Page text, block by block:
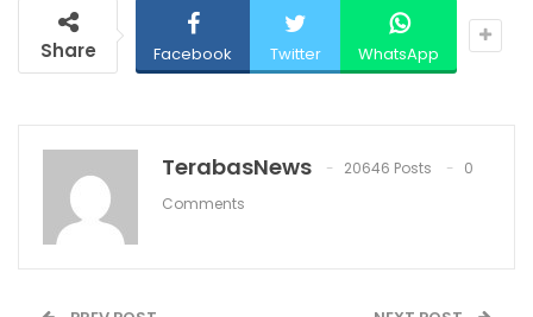
Share Facebook Twitter WhatsApp
TerabasNews 20646 Posts
0
Comments